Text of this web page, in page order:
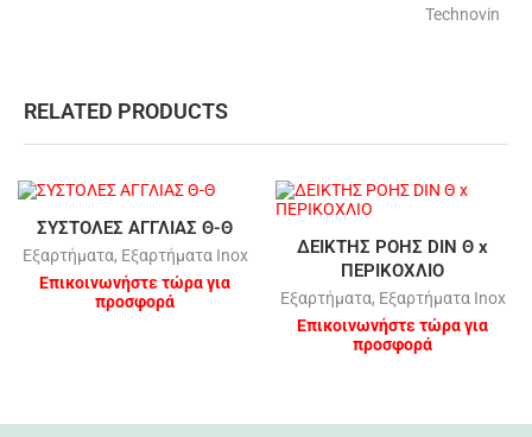
Technovin
RELATED PRODUCTS
ΣΥΣΤΟΛΕΣ ΑΓΓΛΙΑΣ Θ-Θ
Εξαρτήματα, Εξαρτήματα Inox
Επικοινωνήστε τώρα για
προσφορά
ΔΕΙΚΤΗΣ ΡΟΗΣ DIN Θ x
ΠΕΡΙΚΟΧΛΙΟ
Εξαρτήματα, Εξαρτήματα Inox
Επικοινωνήστε τώρα για
προσφορά